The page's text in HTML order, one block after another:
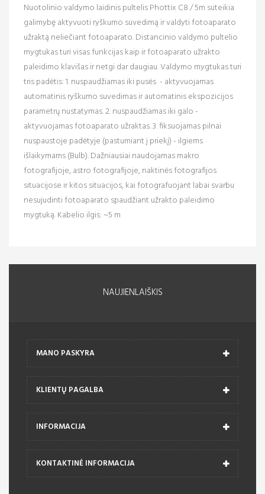
Nuotolinio valdymo laidinis pultelis Phottix C8 / 5m suteikia
galimybę aktyvuoti ryškumo suvedimą ir valdyti fotoaparato
užraktą neliečiant fotoaparato. Distancinio valdymo pultelio
mygtukas turi visas funkcijas kaip ir fotoaparato užrakto
paleidimo klavišas ir netgi dar daugiau. Valdymo mygtukas turi
tris padėtis: 1. nuspaudžiamas iki pusės - aktyvuojamas
automatinis ryškumo suvedimas ir automatinis ekspozicijos
parametrų nustatymas. 2. nuspaudžiamas iki galo -
aktyvuojamas fotoaparato užraktas. 3. fiksuojamas pilnai
nuspaustoje padėtyje (pastumiant į priekį) - ilgiems
išlaikymams (Bulb). Dažniausiai naudojamas makro
fotografijoje, astro fotografijoje, naktinės fotografijos
situacijose ir kitos situacijos, kai fotografuojant labai svarbu
nesujudinti fotoaparato spaudžiant užrakto paleidimo
mygtuką. Kabelio ilgis: ~5 m
NAUJIENLAIŠKIS
MANO PASKYRA
KLIENTŲ PAGALBA
INFORMACIJA
KONTAKTINĖ INFORMACIJA